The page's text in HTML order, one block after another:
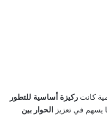
كانت ركيزة أساسية للتطور
يسهم في تعزيز الحوار بين